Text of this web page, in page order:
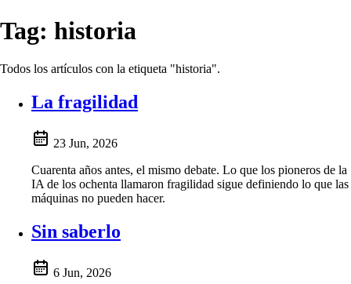
Tag: historia
Todos los artículos con la etiqueta "historia".
La fragilidad
23 Jun, 2026
Cuarenta años antes, el mismo debate. Lo que los pioneros de la
IA de los ochenta llamaron fragilidad sigue definiendo lo que las
máquinas no pueden hacer.
Sin saberlo
6 Jun, 2026